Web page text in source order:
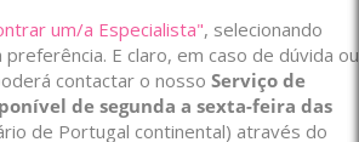
um/a Especialista", selecionando
E claro, em caso de dúvida ou
contactar o nosso Serviço de
de segunda a sexta-feira das
de Portugal continental) através do